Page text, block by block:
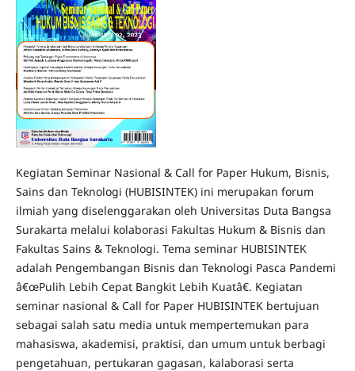
Kegiatan Seminar Nasional & Call for Paper Hukum, Bisnis,
Sains dan Teknologi (HUBISINTEK) ini merupakan forum
ilmiah yang diselenggarakan oleh Universitas Duta Bangsa
Surakarta melalui kolaborasi Fakultas Hukum & Bisnis dan
Fakultas Sains & Teknologi. Tema seminar HUBISINTEK
adalah Pengembangan Bisnis dan Teknologi Pasca Pandemi
â€œPulih Lebih Cepat Bangkit Lebih Kuatâ€. Kegiatan
seminar nasional & Call for Paper HUBISINTEK bertujuan
sebagai salah satu media untuk mempertemukan para
mahasiswa, akademisi, praktisi, dan umum untuk berbagi
pengetahuan, pertukaran gagasan, kalaborasi serta